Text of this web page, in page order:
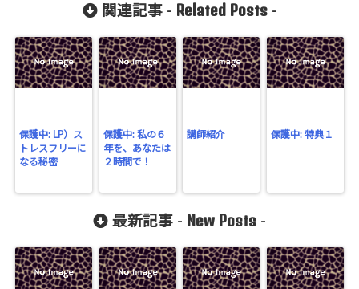
関連記事 - Related Posts-
保護中: LP）ス
トレスフリーに
なる秘密
保護中: 私の６
年を、あなたは
２時間で！
講師紹介 保護中: 特典１
最新記事 - New Posts -